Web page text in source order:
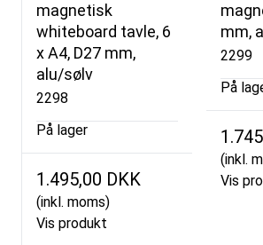
magnetisk
whiteboard tavle, 6
x A4, D27 mm,
alu/sølv
2298
På lager
1.495,00 DKK
(inkl. moms)
Vis produkt
mm,
2299
På
(inkl.
Vis